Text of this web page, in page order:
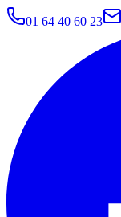
01 64 40 60 23